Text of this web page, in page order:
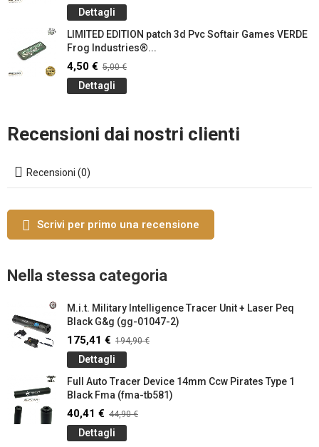
Dettagli
LIMITED EDITION patch 3d Pvc Softair Games VERDE
Frog Industries®...
4,50 € 5,00 €
Dettagli
Recensioni dai nostri clienti
Recensioni (0)
Scrivi per primo una recensione
Nella stessa categoria
M.i.t. Military Intelligence Tracer Unit + Laser Peq
Black G&g (gg-01047-2)
175,41 € 194,90 €
Dettagli
Full Auto Tracer Device 14mm Ccw Pirates Type 1
Black Fma (fma-tb581)
40,41 € 44,90 €
Dettagli